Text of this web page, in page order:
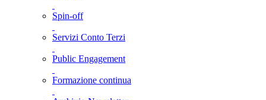
Spin-off
Servizi Conto Terzi
Public Engagement
Formazione continua